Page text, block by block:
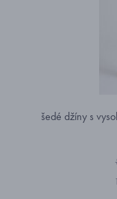
šedé džíny s